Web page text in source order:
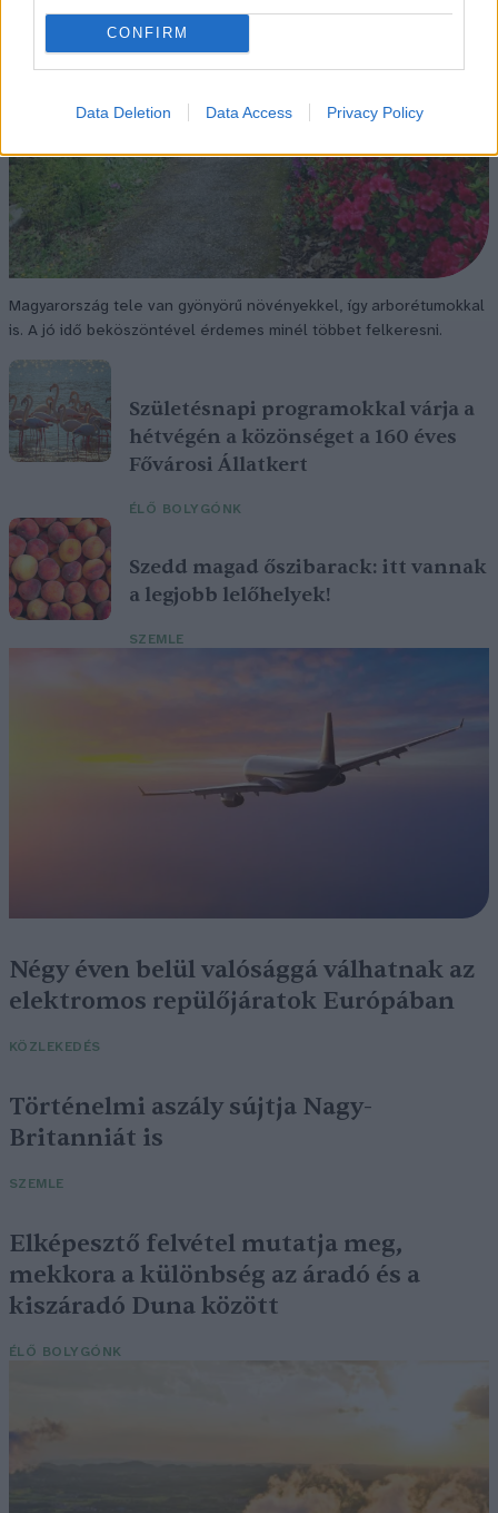
CONFIRM
Data Deletion Data Access Privacy Policy
Magyarország tele van gyönyörű növényekkel, így arborétumokkal
is. A jó idő beköszöntével érdemes minél többet felkeresni.
Születésnapi programokkal várja a
hétvégén a közönséget a 160 éves
Fővárosi Állatkert
ÉLŐ BOLYGÓNK
Szedd magad őszibarack: itt vannak
a legjobb lelőhelyek!
SZEMLE
Négy éven belül valósággá válhatnak az
elektromos repülőjáratok Európában
KÖZLEKEDÉS
Történelmi aszály sújtja Nagy-
Britanniát is
SZEMLE
Elképesztő felvétel mutatja meg,
mekkora a különbség az áradó és a
kiszáradó Duna között
ÉLŐ BOLYGÓNK